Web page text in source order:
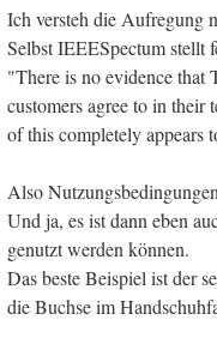
Ich versteh die Aufregung
Selbst IEEESpectum stellt
"There is no evidence that
customers agree to in
of this completely appears
Also
Und ja, es ist dann eben
genutzt werden können.
Das beste Beispiel ist der
die Buchse im